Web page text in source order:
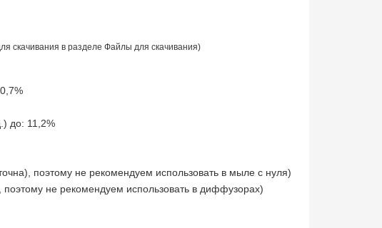
скачивания в разделе Файлы для скачивания)
до: 11,2%
поэтому не рекомендуем использовать в мыле с нуля)
не рекомендуем использовать в диффузорах)